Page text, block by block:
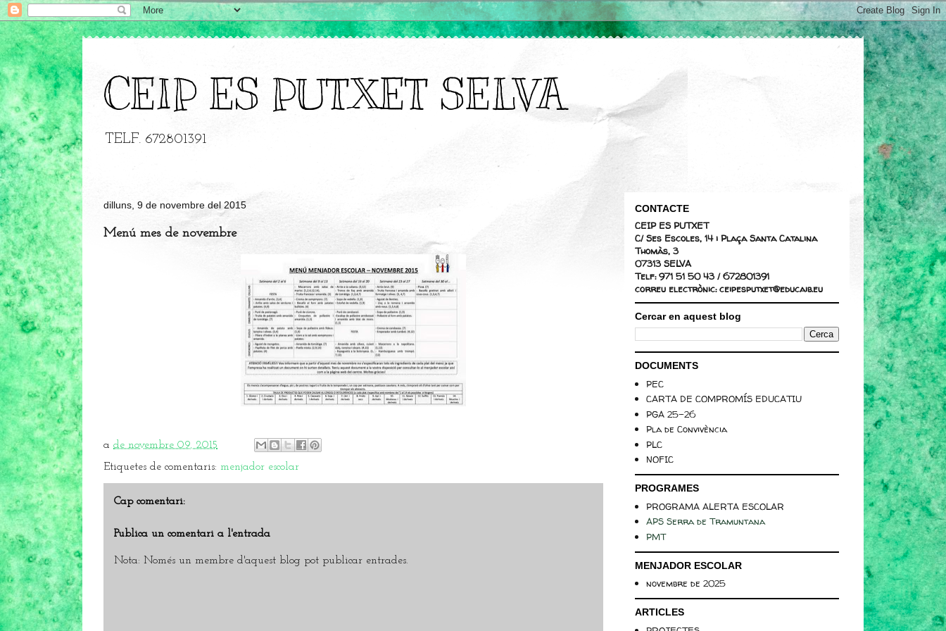
CEIP ES PUTXET SELVA
TELF. 672801391
dilluns, 9 de novembre del 2015
Menú mes de novembre
a de novembre 09, 2015
Etiquetes de comentaris: menjador escolar
Cap comentari:
Publica un comentari a l'entrada
Nota: Només un membre d'aquest blog pot publicar entrades.
CONTACTE
CEIP ES PUTXET
C/ Ses Escoles, 14 i Plaça Santa Catalina
Thomàs, 3
07313 SELVA
Telf: 971 51 50 43 / 672801391
correu electrònic: ceipesputxet@educaib.eu
Cercar en aquest blog
DOCUMENTS
PEC
CARTA DE COMPROMÍS EDUCATIU
PGA 25-26
Pla de Convivència
PLC
NOFIC
PROGRAMES
PROGRAMA ALERTA ESCOLAR
APS Serra de Tramuntana
PMT
MENJADOR ESCOLAR
novembre de 2025
ARTICLES